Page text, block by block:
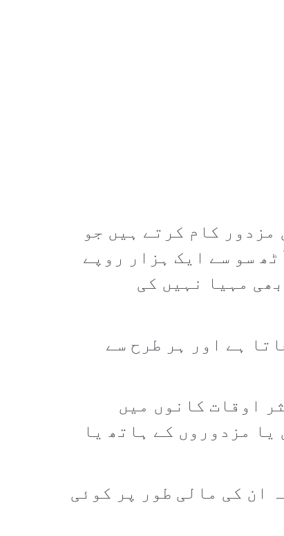
کام کرتے ہیں جو
سو سے ایک ہزار روپے
مہیا نہیں کی
ہے اور ہر طرح سے
اوقات کانوں میں
مزدوروں کے ہاتھ یا
ان کی مالی طور پر کوئی